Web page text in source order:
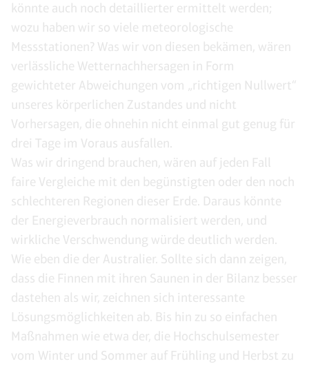
könnte auch noch detaillierter ermittelt werden;
wozu haben wir so viele meteorologische
Messstationen? Was wir von diesen bekämen, wären
verlässliche Wetternachhersagen in Form
gewichteter Abweichungen vom „richtigen Nullwert“
unseres körperlichen Zustandes und nicht
Vorhersagen, die ohnehin nicht einmal gut genug für
drei Tage im Voraus ausfallen.
Was wir dringend brauchen, wären auf jeden Fall
faire Vergleiche mit den begünstigten oder den noch
schlechteren Regionen dieser Erde. Daraus könnte
der Energieverbrauch normalisiert werden, und
wirkliche Verschwendung würde deutlich werden.
Wie eben die der Australier. Sollte sich dann zeigen,
dass die Finnen mit ihren Saunen in der Bilanz besser
dastehen als wir, zeichnen sich interessante
Lösungsmöglichkeiten ab. Bis hin zu so einfachen
Maßnahmen wie etwa der, die Hochschulsemester
vom Winter und Sommer auf Frühling und Herbst zu